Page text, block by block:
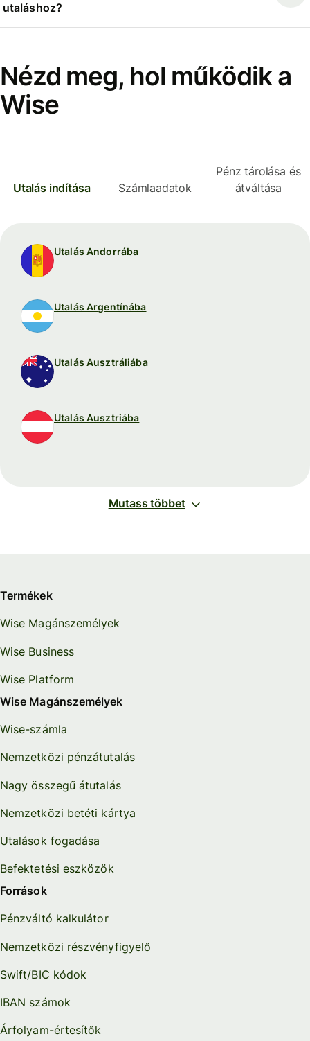
utaláshoz?
Nézd meg, hol működik a
Wise
Utalás indítása Számlaadatok
Pénz tárolása és
átváltása
Utalás Andorrába
Utalás Argentínába
Utalás Ausztráliába
Utalás Ausztriába
Mutass többet
Termékek
Wise Magánszemélyek
Wise Business
Wise Platform
Wise Magánszemélyek
Wise-számla
Nemzetközi pénzátutalás
Nagy összegű átutalás
Nemzetközi betéti kártya
Utalások fogadása
Befektetési eszközök
Források
Pénzváltó kalkulátor
Nemzetközi részvényfigyelő
Swift/BIC kódok
IBAN számok
Árfolyam-értesítők